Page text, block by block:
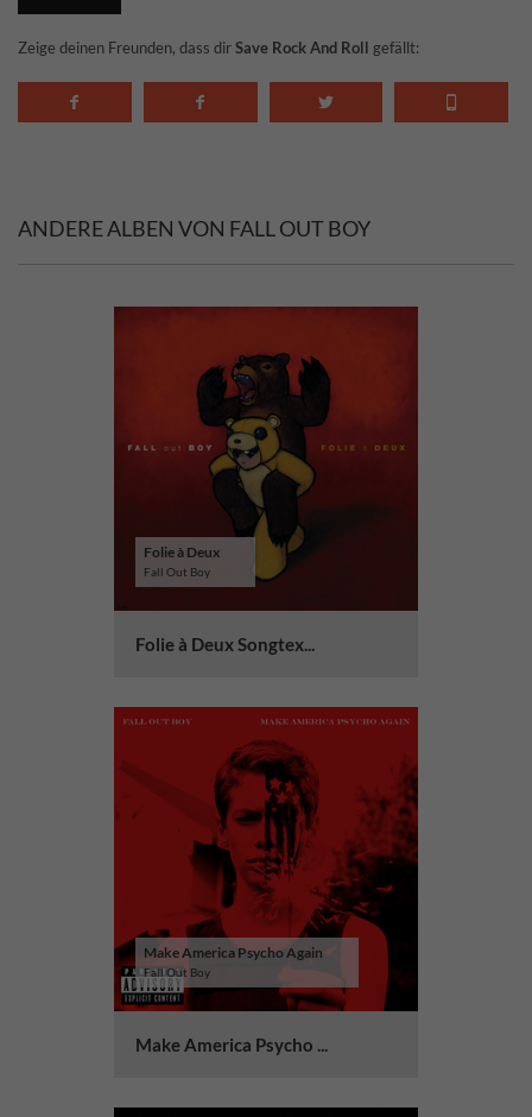
Zeige deinen Freunden, dass dirSave Rock And Roll gefällt:
ANDERE ALBEN VON FALL OUT BOY
Folie à Deux
Fall Out Boy
Folie à Deux Songtex...
Make America Psycho Again
Fall Out Boy
Make America Psycho ...